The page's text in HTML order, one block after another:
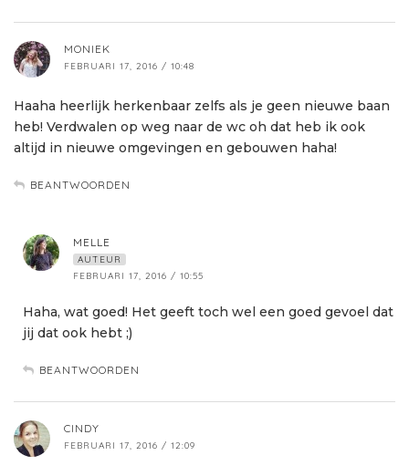
MONIEK
FEBRUARI 17, 2016 / 10:48
Haaha heerlijk herkenbaar zelfs als je geen nieuwe baan
heb! Verdwalen op weg naar de wc oh dat heb ik ook
altijd in nieuwe omgevingen en gebouwen haha!
BEANTWOORDEN
MELLE
AUTEUR
FEBRUARI 17, 2016 / 10:55
Haha, wat goed! Het geeft toch wel een goed gevoel dat
jij dat ook hebt ;)
BEANTWOORDEN
CINDY
FEBRUARI 17, 2016 / 12:09